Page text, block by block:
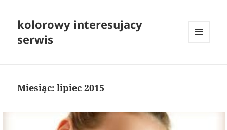
kolorowy interesujacy
serwis
Miesiąc:lipiec 2015